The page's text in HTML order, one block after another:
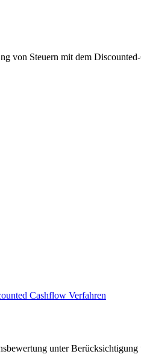
von Steuern mit dem
Cashflow Verfahren
unter